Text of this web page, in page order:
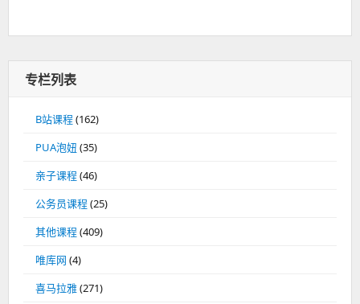
专栏列表
B站课程(162)
PUA泡妞 (35)
亲子课程(46)
公务员课程(25)
其他课程(409)
唯库网 (4)
喜马拉雅(271)